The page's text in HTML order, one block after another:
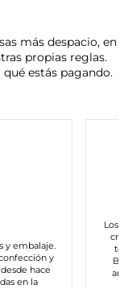
más despacio, en
propias reglas.
estás pagando.
y embalaje.
y
hace
en la
Los